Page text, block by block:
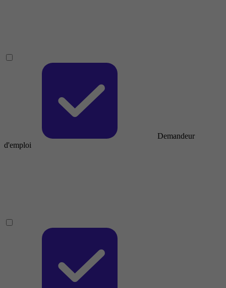
Demandeur
d'emploi